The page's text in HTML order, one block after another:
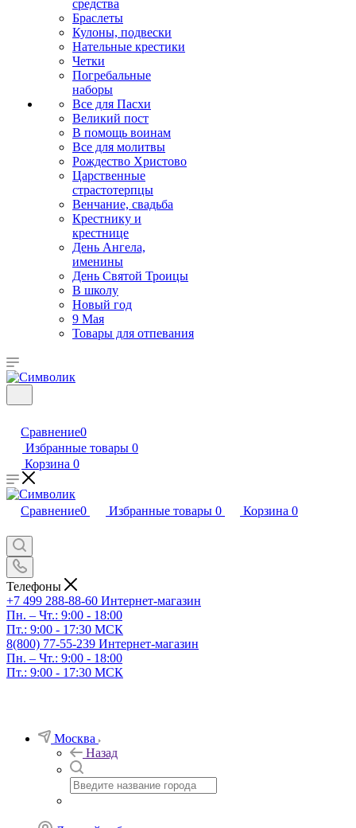
средства
Браслеты
Кулоны, подвески
Нательные крестики
Четки
Погребальные
наборы
Все для Пасхи
Великий пост
В помощь воинам
Все для молитвы
Рождество Христово
Царственные
страстотерпцы
Венчание, свадьба
Крестнику и
крестнице
День Ангела,
именины
День Святой Троицы
В школу
Новый год
9 Мая
Товары для отпевания
Сравнение0
Избранные товары 0
Корзина 0
Сравнение0 Избранные товары 0 Корзина 0
Телефоны
+7 499 288-88-60 Интернет-магазин
Пн. – Чт.: 9:00 - 18:00
Пт.: 9:00 - 17:30 МСК
8(800) 77-55-239 Интернет-магазин
Пн. – Чт.: 9:00 - 18:00
Пт.: 9:00 - 17:30 МСК
Москва
Назад